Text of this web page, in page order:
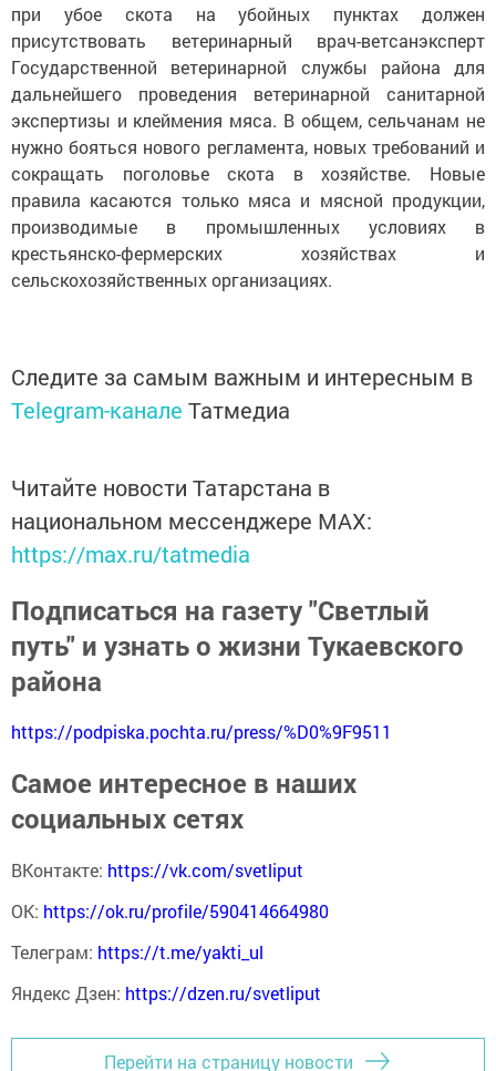
при убое скота на убойных пунктах должен
присутствовать ветеринарный врач-ветсанэксперт
Государственной ветеринарной службы района для
дальнейшего проведения ветеринарной санитарной
экспертизы и клеймения мяса. В общем, сельчанам не
нужно бояться нового регламента, новых требований и
сокращать поголовье скота в хозяйстве. Новые
правила касаются только мяса и мясной продукции,
производимые в промышленных условиях в
крестьянско-фермерских хозяйствах и
сельскохозяйственных организациях.
Следите за самым важным и интересным в
Telegram-канале Татмедиа
Читайте новости Татарстана в
национальном мессенджере MАХ:
https://max.ru/tatmedia
Подписаться на газету "Светлый
путь" и узнать о жизни Тукаевского
района
https://podpiska.pochta.ru/press/%D0%9F9511
Самое интересное в наших
социальных сетях
ВКонтакте: https://vk.com/svetliput
ОК: https://ok.ru/profile/590414664980
Телеграм: https://t.me/yakti_ul
Яндекс Дзен: https://dzen.ru/svetliput
Перейти на страницу новости